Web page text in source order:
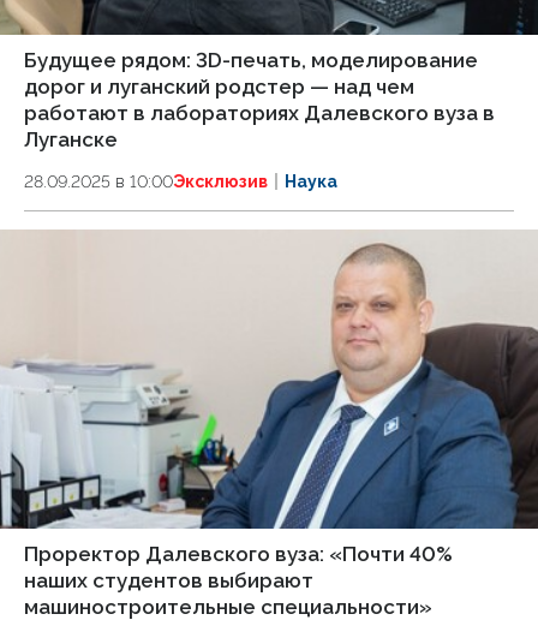
Будущее рядом: 3D-печать, моделирование
дорог и луганский родстер — над чем
работают в лабораториях Далевского вуза в
Луганске
28.09.2025 в 10:00Эксклюзив Наука
Проректор Далевского вуза: «Почти 40%
наших студентов выбирают
машиностроительные специальности»